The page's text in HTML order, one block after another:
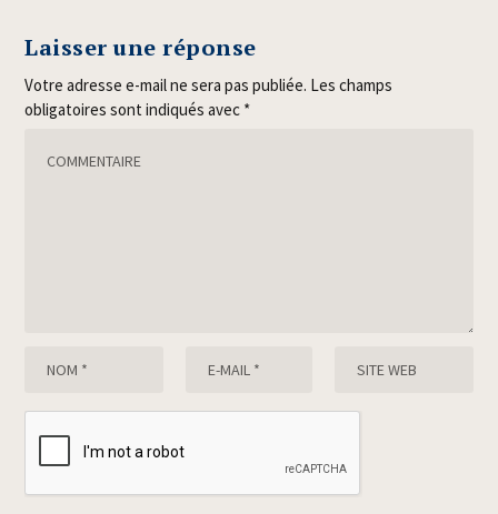
Laisser une réponse
Votre adresse e-mail ne sera pas publiée. Les champs
obligatoires sont indiqués avec *